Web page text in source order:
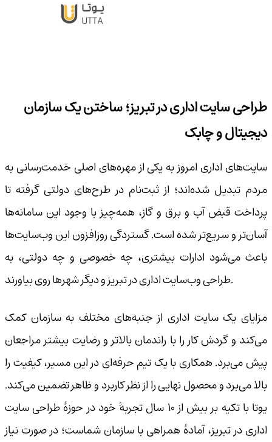
طراحی سایت اداری در تبریز؛ ساختن یک سازمان
دیجیتال و چابک
سایت‌های اداری امروز به یکی از مهره‌های اصلی خدمت‌رسانی به
مردم تبدیل شده‌اند؛ از ثبت‌نام در طرح‌های دولتی گرفته تا
پرداخت قبض آب و برق و گاز، همه‌چیز با وجود این سامانه‌ها
آسان‌تر و سریع‌تر شده است. گستردگی روزافزون این وب‌سایت‌ها
باعث می‌شود ادارات بیشتری، چه خصوصی و چه دولتی، به
طراحی وب‌سایت اداری در تبریز و دیگر شهرها روی بیاورند.
مزایای یک سایت اداری از جنبه‌های مختلف به سازمان کمک
می‌کند و گردش کار را با راندمان بالاتر و رضایت بیشتر مراجعان
پیش می‌برد. همکاری با یک تیم حرفه‌ای در این مسیر، کیفیت را
بالا می‌برد و محصول نهایی را از نظر کاربرد و ظاهر تضمین می‌کند.
یوتا با تکیه بر بیش از ۱۰ سال تجربهٔ خود در حوزهٔ طراحی سایت
اداری در تبریز، آمادهٔ همراهی با سازمان شماست؛ در صورت نیاز